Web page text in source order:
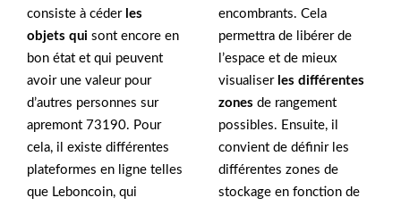
consiste à céder les
objets qui sont encore en
bon état et qui peuvent
avoir une valeur pour
d’autres personnes sur
apremont 73190. Pour
cela, il existe différentes
plateformes en ligne telles
que Leboncoin, qui
encombrants. Cela
permettra de libérer de
l’espace et de mieux
visualiser les différentes
zones de rangement
possibles. Ensuite, il
convient de définir les
différentes zones de
stockage en fonction de